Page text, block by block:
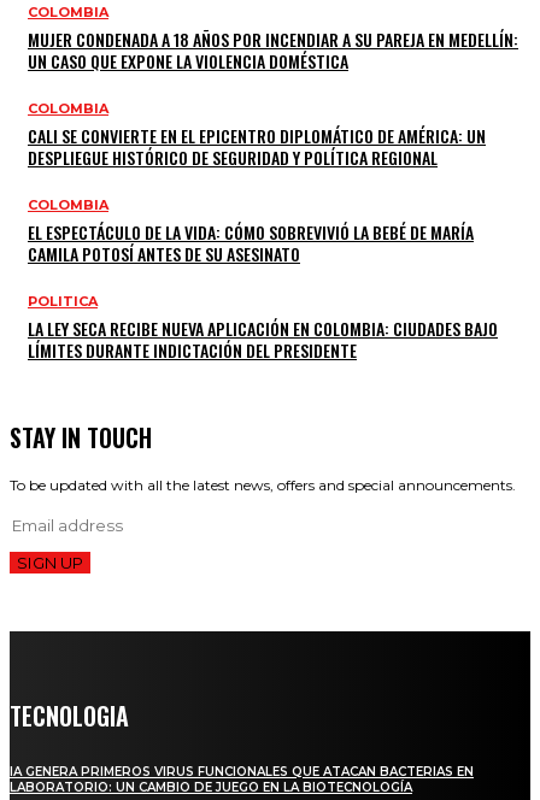
COLOMBIA
MUJER CONDENADA A 18 AÑOS POR INCENDIAR A SU PAREJA EN MEDELLÍN:
UN CASO QUE EXPONE LA VIOLENCIA DOMÉSTICA
COLOMBIA
CALI SE CONVIERTE EN EL EPICENTRO DIPLOMÁTICO DE AMÉRICA: UN
DESPLIEGUE HISTÓRICO DE SEGURIDAD Y POLÍTICA REGIONAL
COLOMBIA
EL ESPECTÁCULO DE LA VIDA: CÓMO SOBREVIVIÓ LA BEBÉ DE MARÍA
CAMILA POTOSÍ ANTES DE SU ASESINATO
POLITICA
LA LEY SECA RECIBE NUEVA APLICACIÓN EN COLOMBIA: CIUDADES BAJO
LÍMITES DURANTE INDICTACIÓN DEL PRESIDENTE
STAY IN TOUCH
To be updated with all the latest news, offers and special announcements.
SIGN UP
TECNOLOGIA
IA GENERA PRIMEROS VIRUS FUNCIONALES QUE ATACAN BACTERIAS EN
LABORATORIO: UN CAMBIO DE JUEGO EN LA BIOTECNOLOGÍA